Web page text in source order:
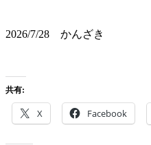
2026/7/28 かんざき
共有:
X Facebook